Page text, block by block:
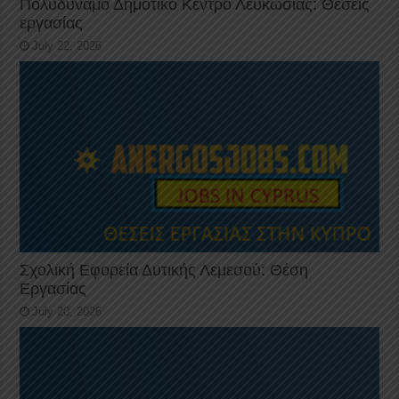
Πολυδύναμο Δημοτικό Κέντρο Λευκωσίας: Θέσεις
εργασίας
July 22, 2026
Σχολική Εφορεία Δυτικής Λεμεσού: Θέση
Εργασίας
July 20, 2026